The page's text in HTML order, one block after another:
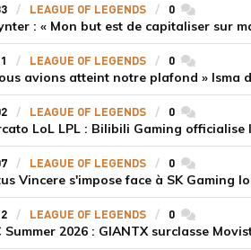
LEAGUE OF LEGENDS 0commentaires
LEAGUE OF LEGENDS 0commentaires
LEAGUE OF LEGENDS 0commentaires
LEAGUE OF LEGENDS 0commentaires
LEAGUE OF LEGENDS 0commentaires